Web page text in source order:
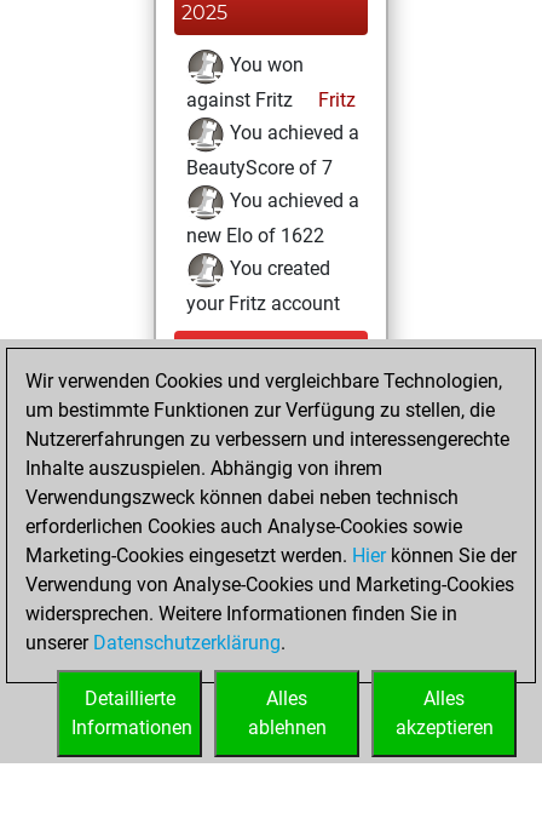
2025
You won
against Fritz
Fritz
You achieved a
BeautyScore of 7
You achieved a
new Elo of 1622
You created
your Fritz account
Samstag,
September 6,
2025
You totalled 40
tactics positions
Tactics
You
solved 27 tactics
positions
You achieved
tactics positions
Wir verwenden Cookies und vergleichbare Technologien,
um bestimmte Funktionen zur Verfügung zu stellen, die
Nutzererfahrungen zu verbessern und interessengerechte
Inhalte auszuspielen. Abhängig von ihrem
Verwendungszweck können dabei neben technisch
erforderlichen Cookies auch Analyse-Cookies sowie
Marketing-Cookies eingesetzt werden. Hierkönnen Sie der
Verwendung von Analyse-Cookies und Marketing-Cookies
widersprechen. Weitere Informationen finden Sie in
unserer Datenschutzerklärung.
Alles
akzeptieren
Alles
ablehnen
Detaillierte
Informationen